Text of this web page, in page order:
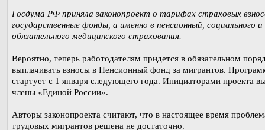
Госдума РФ приняла законопроект о тарифах страховых
государственные фонды, а именно в пенсионный, социального и
обязательного медицинского страхования.
Вероятно, теперь работодателям придется в обязательном
выплачивать взносы в Пенсионный фонд за мигрантов.
стартует с 1 января следующего года. Инициаторами проекта
члены «Единой России».
Авторы законопроекта считают, что в настоящее время
трудовых мигрантов решена не достаточно.